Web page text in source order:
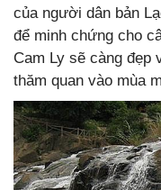
của người dân bản
để minh chứng cho
Cam Ly sẽ càng đẹp
thăm quan vào mùa